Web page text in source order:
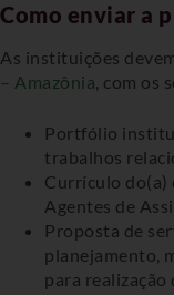
Como enviar a
As instituições
– Amazônia, com os
Portfólio
trabalhos
Currículo do(a)
Agentes de
Proposta de
planejamento,
para realização